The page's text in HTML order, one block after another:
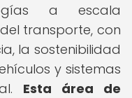
a escala
transporte, con
la sostenibilidad
y sistemas
Esta área de